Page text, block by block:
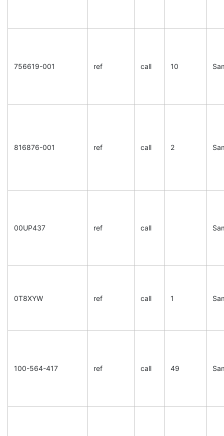
756619-001 ref call 10
816876-001 ref call 2
00UP437 ref call
0T8XYW ref call 1
100-564-417 ref call 49